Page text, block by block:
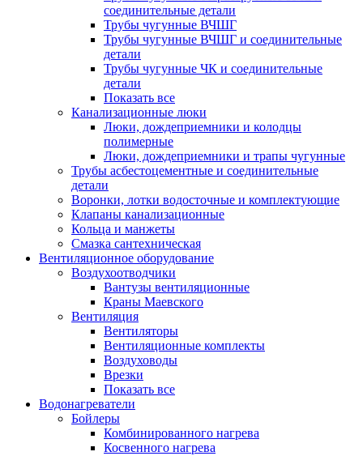
соединительные детали
Трубы чугунные ВЧШГ
Трубы чугунные ВЧШГ и соединительные
детали
Трубы чугунные ЧК и соединительные
детали
Показать все
Канализационные люки
Люки, дождеприемники и колодцы
полимерные
Люки, дождеприемники и трапы чугунные
Трубы асбестоцементные и соединительные
детали
Воронки, лотки водосточные и комплектующие
Клапаны канализационные
Кольца и манжеты
Смазка сантехническая
Вентиляционное оборудование
Воздухоотводчики
Вантузы вентиляционные
Краны Маевского
Вентиляция
Вентиляторы
Вентиляционные комплекты
Воздуховоды
Врезки
Показать все
Водонагреватели
Бойлеры
Комбинированного нагрева
Косвенного нагрева